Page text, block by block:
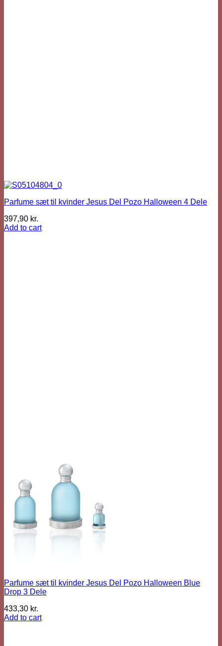
Parfume sæt til kvinder Jesus Del Pozo Halloween 4 Dele
397,90 kr.
Add to cart
Parfume sæt til kvinder Jesus Del Pozo Halloween Blue
Drop 3 Dele
433,30 kr.
Add to cart